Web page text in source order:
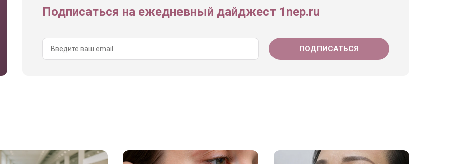
Подписаться на ежедневный дайджест 1nep.ru